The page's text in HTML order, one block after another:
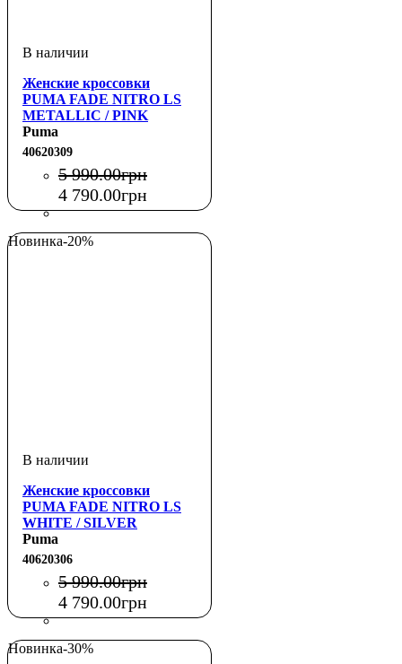
Женские кроссовки
PUMA FADE NITRO LS
METALLIC / PINK
Puma
40620309
5 990.00грн
4 790.00грн
Новинка-20%
Женские кроссовки
PUMA FADE NITRO LS
WHITE / SILVER
Puma
40620306
5 990.00грн
4 790.00грн
Новинка-30%